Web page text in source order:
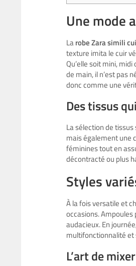
Une mode
Larobe Zara simili
texture imita le cuir
Qu’elle soit mini,
de main, il n’est pas
donc comme une
Des tissus
La sélection de
mais également une
féminines tout en
décontracté ou plus
Styles
À la fois versatile et
occasions.
audacieux. En
multifonctionnalité et
L’art de